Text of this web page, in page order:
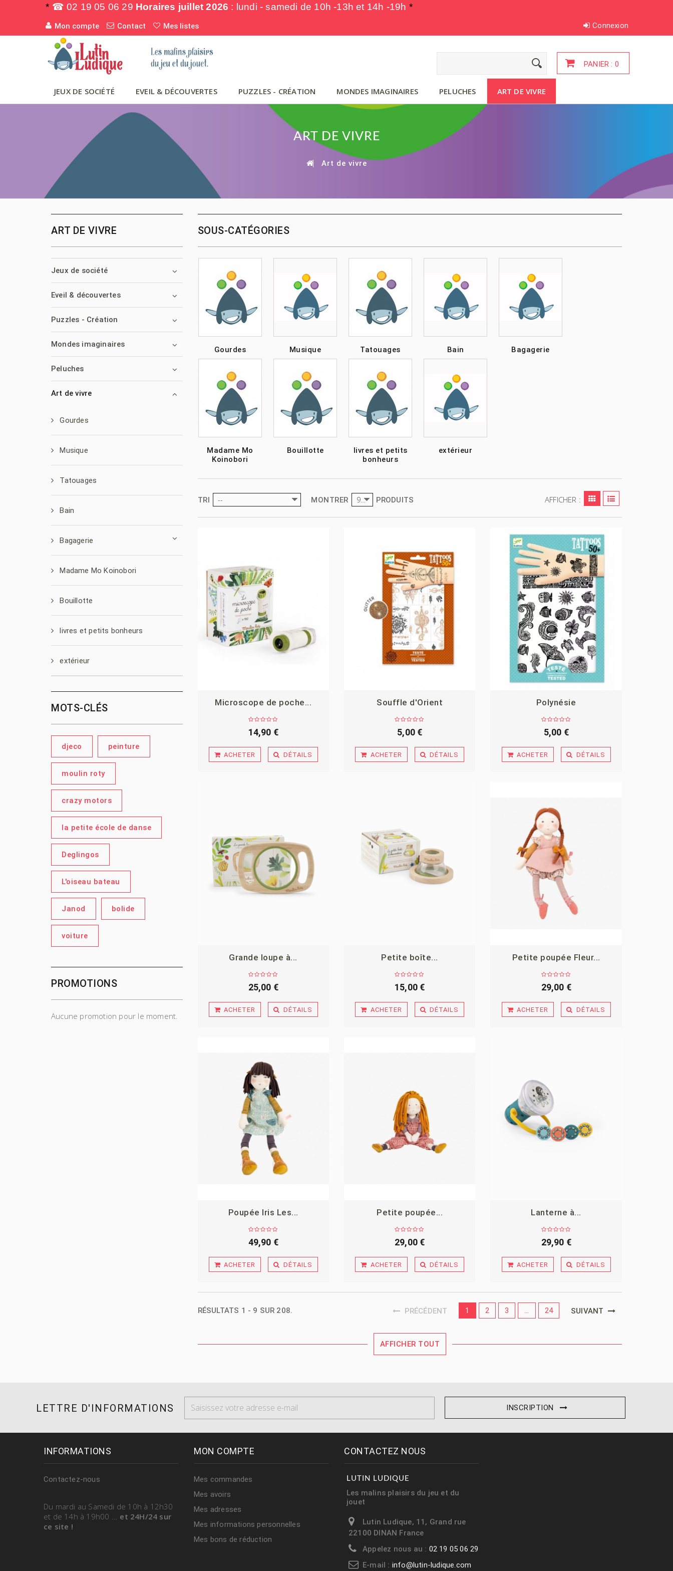
* ☎ 02 19 05 06 29 Horaires juillet 2026 : lundi - samedi de 10h -13h et 14h -19h *
Mon compte Contact Mes listes Connexion
PANIER : 0
JEUX DE SOCIÉTÉ EVEIL & DÉCOUVERTES PUZZLES - CRÉATION MONDES IMAGINAIRES PELUCHES ART DE VIVRE
ART DE VIVRE
Art de vivre
ART DE VIVRE
Jeux de société
Eveil & découvertes
Puzzles - Création
Mondes imaginaires
Peluches
Art de vivre
Gourdes
Musique
Tatouages
Bain
Bagagerie
Madame Mo Koinobori
Bouillotte
livres et petits bonheurs
extérieur
MOTS-CLÉS
djeco peinture
moulin roty
crazy motors
la petite école de danse
Deglingos
L'oiseau bateau
Janod bolide
voiture
PROMOTIONS
Aucune promotion pour le moment.
SOUS-CATÉGORIES
Gourdes Musique Tatouages Bain Bagagerie
Madame Mo
Koinobori
Bouillotte
livres et petits
bonheurs
extérieur
AFFICHER :
TRI -- MONTRER 9 PRODUITS
Microscope de poche...
14,90 €
ACHETER DÉTAILS
Souffle d'Orient
5,00 €
ACHETER DÉTAILS
Polynésie
5,00 €
ACHETER DÉTAILS
Grande loupe à...
25,00 €
ACHETER DÉTAILS
Petite boîte...
15,00 €
ACHETER DÉTAILS
Petite poupée Fleur...
29,00 €
ACHETER DÉTAILS
Poupée Iris Les...
49,90 €
ACHETER DÉTAILS
Petite poupée...
29,00 €
ACHETER DÉTAILS
Lanterne à...
29,90 €
ACHETER DÉTAILS
RÉSULTATS 1 - 9 SUR 208. PRÉCÉDENT 1 2 3 ... 24 SUIVANT
AFFICHER TOUT
LETTRE D'INFORMATIONS INSCRIPTION
INFORMATIONS
Contactez-nous
Du mardi au Samedi de 10h à 12h30
et de 14h à 19h00
et 24H/24 sur
ce site !
MON COMPTE
Mes commandes
Mes avoirs
Mes adresses
Mes informations personnelles
Mes bons de réduction
CONTACTEZ NOUS
LUTIN LUDIQUE
Les malins plaisirs du jeu et du
jouet
Lutin Ludique, 11, Grand rue
22100 DINAN France
Appelez nous au : 02 19 05 06 29
E-mail : info@lutin-ludique.com